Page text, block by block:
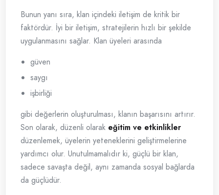
Bunun yanı sıra, klan içindeki iletişim de kritik bir
faktördür. İyi bir iletişim, stratejilerin hızlı bir şekilde
uygulanmasını sağlar. Klan üyeleri arasında
güven
saygı
işbirliği
gibi değerlerin oluşturulması, klanın başarısını artırır.
Son olarak, düzenli olarak eğitim ve etkinlikler
düzenlemek, üyelerin yeteneklerini geliştirmelerine
yardımcı olur. Unutulmamalıdır ki, güçlü bir klan,
sadece savaşta değil, aynı zamanda sosyal bağlarda
da güçlüdür.